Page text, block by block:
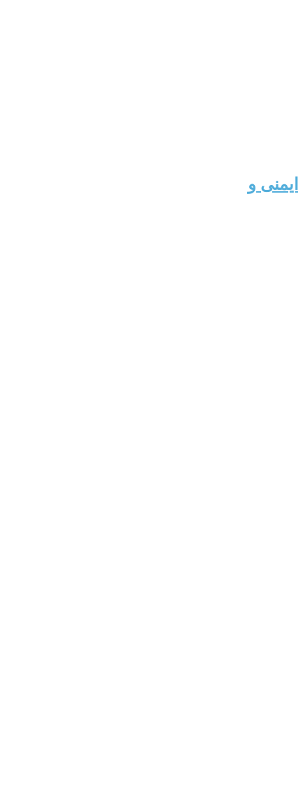
و